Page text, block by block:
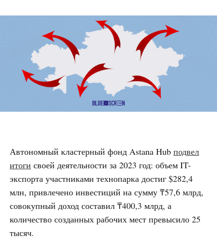
Автономный кластерный фонд Astana Hub подвел
итоги своей деятельности за 2023 год: объем IT-
экспорта участниками технопарка достиг $282,4
млн, привлечено инвестиций на сумму ₸57,6 млрд,
совокупный доход составил ₸400,3 млрд, а
количество созданных рабочих мест превысило 25
тысяч.